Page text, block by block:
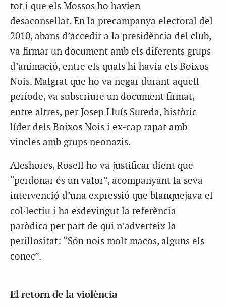
tot i que els Mossos ho havien
desaconsellat. En la precampanya electoral del
2010, abans d’accedir a la presidència del club,
va firmar un document amb els diferents grups
d’animació, entre els quals hi havia els Boixos
Nois. Malgrat que ho va negar durant aquell
període, va subscriure un document firmat,
entre altres, per Josep Lluís Sureda, històric
líder dels Boixos Nois i ex-cap rapat amb
vincles amb grups neonazis.
Aleshores, Rosell ho va justificar dient que
“perdonar és un valor”, acompanyant la seva
intervenció d’una expressió que blanquejava el
col·lectiu i ha esdevingut la referència
paròdica per part de qui n’adverteix la
perillositat: “Són nois molt macos, alguns els
conec”.
El retorn de la violència